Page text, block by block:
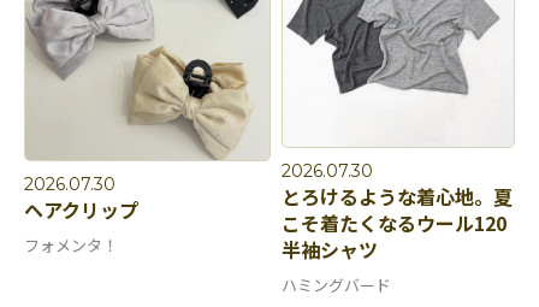
2026.07.30
ヘアクリップ
フォメンタ！
2026.07.30
とろけるような着心地。夏
こそ着たくなるウール120
半袖シャツ
ハミングバード